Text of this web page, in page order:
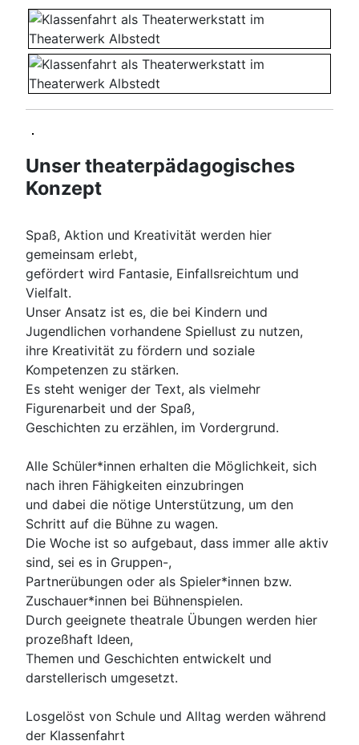
Unser theaterpädagogisches
Konzept
Spaß, Aktion und Kreativität werden hier
gemeinsam erlebt,
gefördert wird Fantasie, Einfallsreichtum und
Vielfalt.
Unser Ansatz ist es, die bei Kindern und
Jugendlichen vorhandene Spiellust zu nutzen,
ihre Kreativität zu fördern und soziale
Kompetenzen zu stärken.
Es steht weniger der Text, als vielmehr
Figurenarbeit und der Spaß,
Geschichten zu erzählen, im Vordergrund.
Alle Schüler*innen erhalten die Möglichkeit, sich
nach ihren Fähigkeiten einzubringen
und dabei die nötige Unterstützung, um den
Schritt auf die Bühne zu wagen.
Die Woche ist so aufgebaut, dass immer alle aktiv
sind, sei es in Gruppen-,
Partnerübungen oder als Spieler*innen bzw.
Zuschauer*innen bei Bühnenspielen.
Durch geeignete theatrale Übungen werden hier
prozeßhaft Ideen,
Themen und Geschichten entwickelt und
darstellerisch umgesetzt.
Losgelöst von Schule und Alltag werden während
der Klassenfahrt